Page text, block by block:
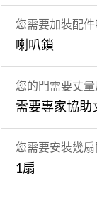
您需要加裝配件
喇叭鎖
您的門需要丈量
需要專家協助
您需要安裝幾扇
1扇